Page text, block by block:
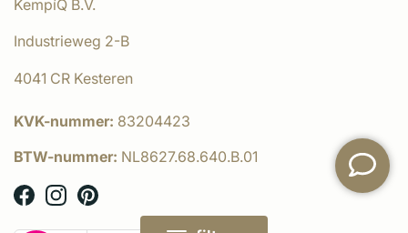
KempíQ B.V.
Industrieweg 2-B
4041 CR Kesteren
KVK-nummer: 83204423
BTW-nummer: NL8627.68.640.B.01